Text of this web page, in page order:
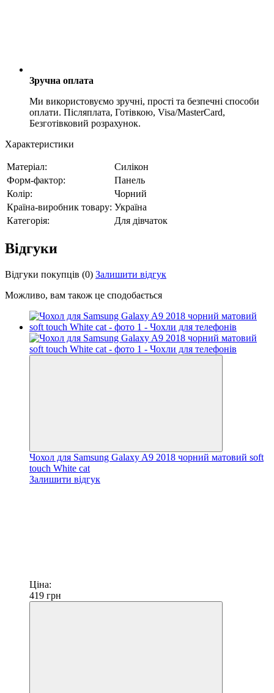
Зручна оплата
Ми використовуємо зручні, прості та безпечні способи
оплати. Післяплата, Готівкою, Visa/MasterCard,
Безготівковий розрахунок.
Характеристики
Матеріал:
Силікон
Форм-фактор:
Панель
Колір:
Чорний
Країна-виробник товару: Україна
Категорія:
Для дівчаток
Відгуки
Відгуки покупців (0) Залишити відгук
Можливо, вам також це сподобається
Чохол для Samsung Galaxy A9 2018 чорний матовий soft
touch White cat
Залишити відгук
Ціна:
419 грн